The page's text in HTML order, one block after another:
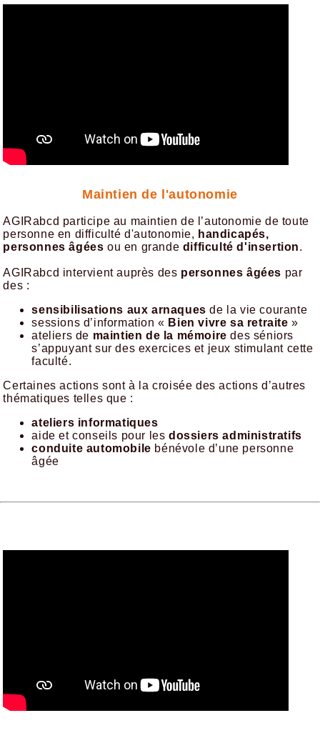
Maintien de l'autonomie
AGIRabcd participe au maintien de l’autonomie de toute
personne en difficulté d'autonomie, handicapés,
personnes âgées ou en grande difficulté d'insertion.
AGIRabcd intervient auprès des personnes âgées par
des :
sensibilisations aux arnaques de la vie courante
sessions d’information « Bien vivre sa retraite»
ateliers de maintien de la mémoire des séniors
s’appuyant sur des exercices et jeux stimulant cette
faculté.
​Certaines actions sont à la croisée des actions d’autres
thématiques telles que :
ateliers informatiques
aide et conseils pour lesdossiers administratifs
conduite automobile bénévole d’une personne
âgée